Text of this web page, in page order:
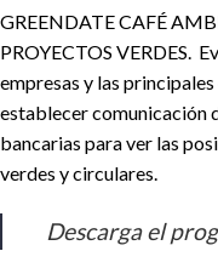
GREENDATE CAFÉ
PROYECTOS VERDES.
empresas y las
establecer comunicación
bancarias para ver las
verdes y circulares.
Descarga el